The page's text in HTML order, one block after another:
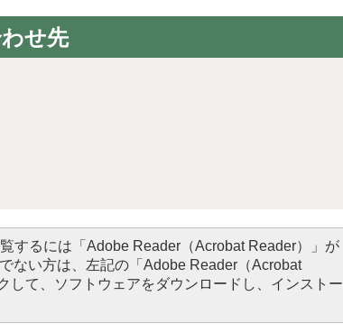
せ先
するには「Adobe Reader（Acrobat Reader）」が
ない方は、左記の「Adobe Reader（Acrobat
して、ソフトウェアをダウンロードし、インストー